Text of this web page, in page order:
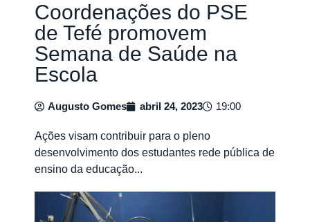
Coordenações do PSE
de Tefé promovem
Semana de Saúde na
Escola
Augusto Gomes abril 24, 2023 19:00
Ações visam contribuir para o pleno
desenvolvimento dos estudantes rede pública de
ensino da educação...